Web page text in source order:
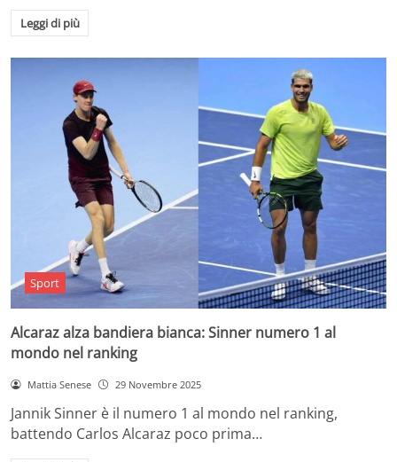
Leggi di più
Sport
Alcaraz alza bandiera bianca: Sinner numero 1 al
mondo nel ranking
Mattia Senese 29 Novembre 2025
Jannik Sinner è il numero 1 al mondo nel ranking,
battendo Carlos Alcaraz poco prima…